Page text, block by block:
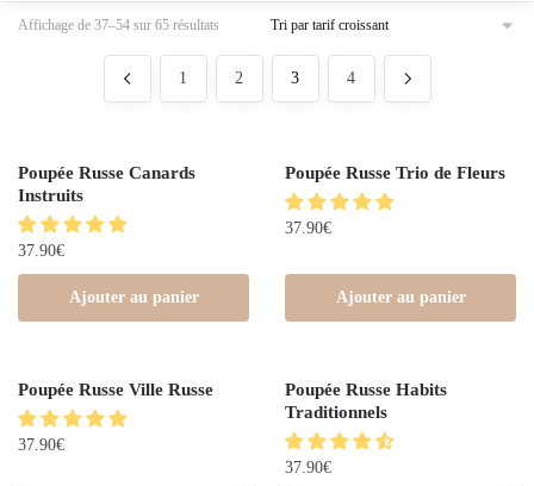
Affichage de 37–54 sur 65 résultats
1 2 3 4
Poupée Russe Canards
Instruits
37.90€
Ajouter au panier
Poupée Russe Trio de Fleurs
37.90€
Ajouter au panier
Poupée Russe Ville Russe
37.90€
Poupée Russe Habits
Traditionnels
37.90€